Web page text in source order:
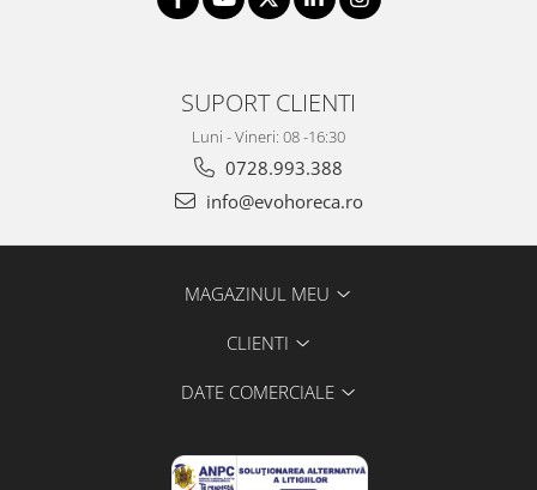
SUPORT CLIENTI
Luni - Vineri: 08 -16:30
0728.993.388
info@evohoreca.ro
MAGAZINUL MEU
CLIENTI
DATE COMERCIALE